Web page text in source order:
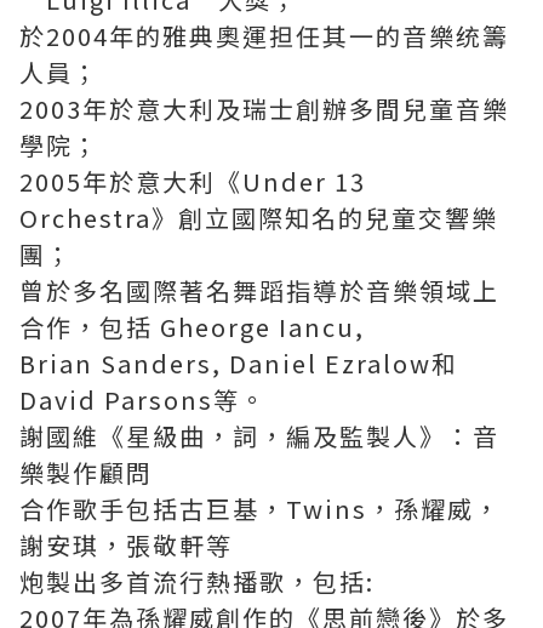
於2004年的雅典奧運担任其一的音樂统籌
人員；
2003年於意大利及瑞士創辦多間兒童音樂
學院；
2005年於意大利《Under 13
Orchestra》創立國際知名的兒童交響樂
團；
曾於多名國際著名舞蹈指導於音樂領域上
合作，包括 Gheorge Iancu,
Brian Sanders, Daniel Ezralow和
David Parsons等。
謝國維《星級曲，詞，編及監製人》：音
樂製作顧問
合作歌手包括古巨基，Twins，孫耀威，
謝安琪，張敬軒等
炮製出多首流行熱播歌，包括:
2007年為孫耀威創作的《思前戀後》於多